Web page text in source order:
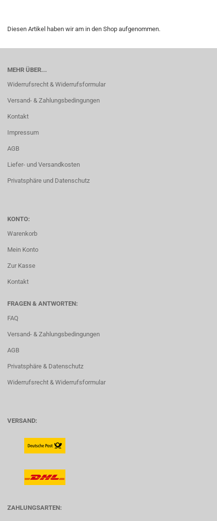
Diesen Artikel haben wir am in den Shop aufgenommen.
MEHR ÜBER...
Widerrufsrecht & Widerrufsformular
Versand- & Zahlungsbedingungen
Kontakt
Impressum
AGB
Liefer- und Versandkosten
Privatsphäre und Datenschutz
KONTO:
Warenkorb
Mein Konto
Zur Kasse
Kontakt
FRAGEN & ANTWORTEN:
FAQ
Versand- & Zahlungsbedingungen
AGB
Privatsphäre & Datenschutz
Widerrufsrecht & Widerrufsformular
VERSAND:
ZAHLUNGSARTEN: